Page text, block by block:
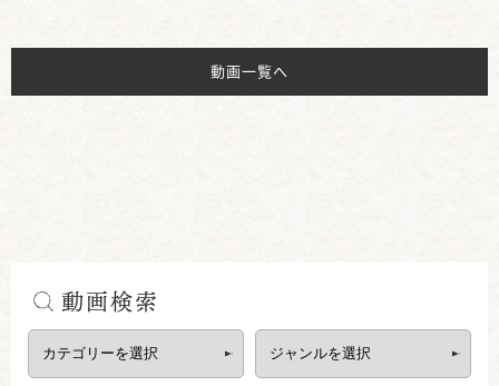
動画一覧へ
動画検索